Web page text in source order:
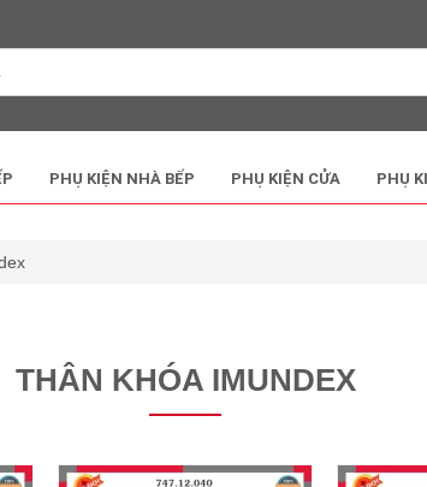
PHỤ KIỆN NHÀ BẾP PHỤ KIỆN CỬA PHỤ
THÂN KHÓA IMUNDEX